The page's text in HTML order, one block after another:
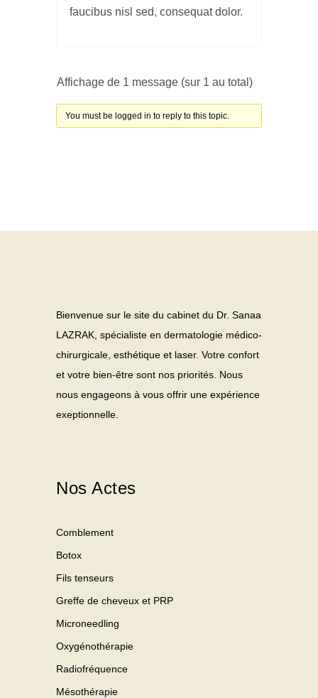
faucibus nisl sed, consequat dolor.
Affichage de 1 message (sur 1 au total)
You must be logged in to reply to this topic.
Bienvenue sur le site du cabinet du Dr. Sanaa
LAZRAK, spécialiste en dermatologie médico-
chirurgicale, esthétique et laser. Votre confort
et votre bien-être sont nos priorités. Nous
nous engageons à vous offrir une expérience
exeptionnelle.
Nos Actes
Comblement
Botox
Fils tenseurs
Greffe de cheveux et PRP
Microneedling
Oxygénothérapie
Radiofréquence
Mésothérapie